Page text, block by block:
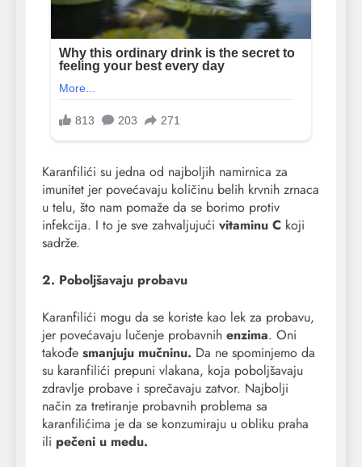
Karanfilići su jedna od najboljih namirnica za
imunitet jer povećavaju količinu belih krvnih zrnaca
u telu, što nam pomaže da se borimo protiv
infekcija. I to je sve zahvaljujući vitaminu C koji
sadrže.
2. Poboljšavaju probavu
Karanfilići mogu da se koriste kao lek za probavu,
jer povećavaju lučenje probavnih enzima. Oni
takođe smanjuju mučninu. Da ne spominjemo da
su karanfilići prepuni vlakana, koja poboljšavaju
zdravlje probave i sprečavaju zatvor. Najbolji
način za tretiranje probavnih problema sa
karanfilićima je da se konzumiraju u obliku praha
ili pečeni u medu.